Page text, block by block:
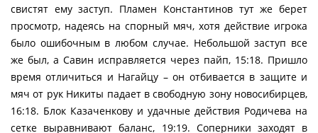
свистят ему заступ. Пламен Константинов тут же берет
просмотр, надеясь на спорный мяч, хотя действие игрока
было ошибочным в любом случае. Небольшой заступ все
же был, а Савин исправляется через пайп, 15:18. Пришло
время отличиться и Нагайцу – он отбивается в защите и
мяч от рук Никиты падает в свободную зону новосибирцев,
16:18. Блок Казаченкову и удачные действия Родичева на
сетке выравнивают баланс, 19:19. Соперники заходят в